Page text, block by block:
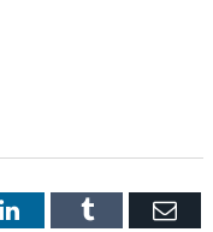
LinkedInTumblr